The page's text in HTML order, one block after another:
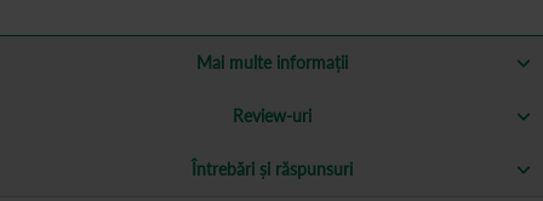
Mai multe informații
Review-uri
Întrebări și răspunsuri